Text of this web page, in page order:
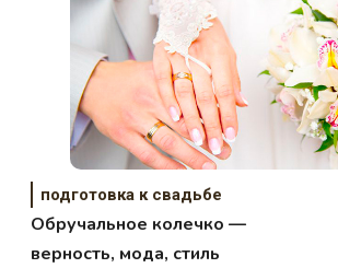
подготовка к свадьбе
Обручальное колечко —
верность, мода, стиль